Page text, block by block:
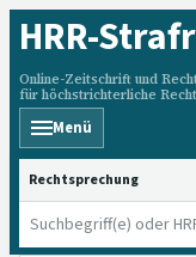
HRR-
Online-Zeitschrift und
für höchstrichterliche
Menü
HRRS durchsuchen